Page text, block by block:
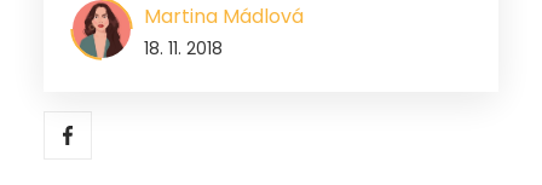
Martina Mádlová
18. 11. 2018